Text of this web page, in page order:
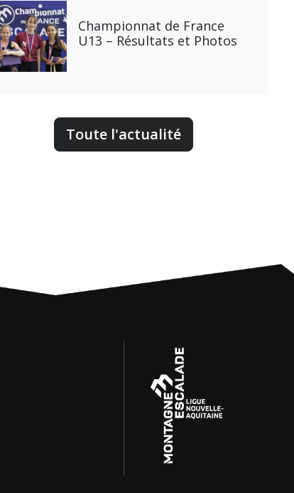
Championnat de France
U13 – Résultats et Photos
Toute l'actualité